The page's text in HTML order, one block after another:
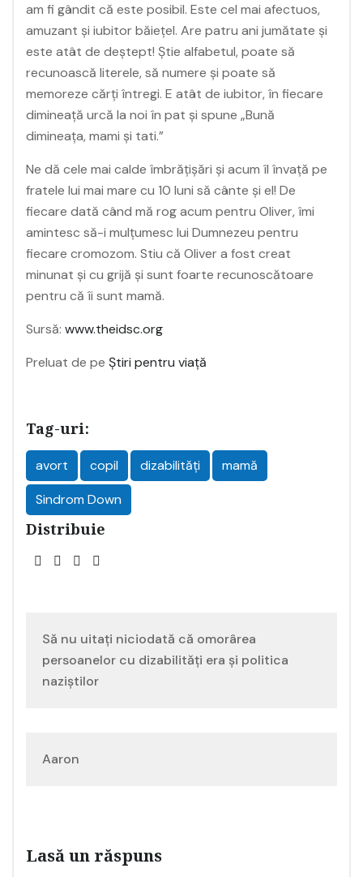
am fi gândit că este posibil. Este cel mai afectuos,
amuzant şi iubitor băieţel. Are patru ani jumătate şi
este atât de deştept! Ştie alfabetul, poate să
recunoască literele, să numere şi poate să
memoreze cărţi întregi. E atât de iubitor, în fiecare
dimineaţă urcă la noi în pat şi spune „Bună
dimineaţa, mami şi tati.”
Ne dă cele mai calde îmbrăţişări şi acum îl învaţă pe
fratele lui mai mare cu 10 luni să cânte şi el! De
fiecare dată când mă rog acum pentru Oliver, îmi
amintesc să-i mulţumesc lui Dumnezeu pentru
fiecare cromozom. Stiu că Oliver a fost creat
minunat şi cu grijă şi sunt foarte recunoscătoare
pentru că îi sunt mamă.
Sursă: www.theidsc.org
Preluat de pe Știri pentru viață
Tag-uri:
avort copil dizabilități
mamă
Sindrom Down
Distribuie
Navigare
în
articole
Să nu uitați niciodată că omorârea
persoanelor cu dizabilități era și politica
naziștilor
Aaron
Lasă un răspuns